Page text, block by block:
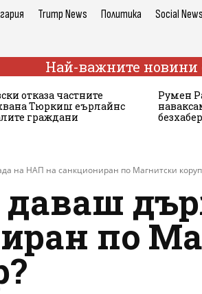
Trump News Политика Social News
Най-важните новини
отказа частните
Тюркиш еърлайнс
граждани
Румен
на НАП на санкциониран по Магнитски
даваш
по